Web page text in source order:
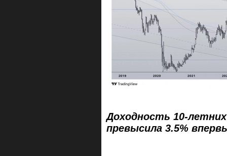
Доходность 10-летних
превысила 3.5%